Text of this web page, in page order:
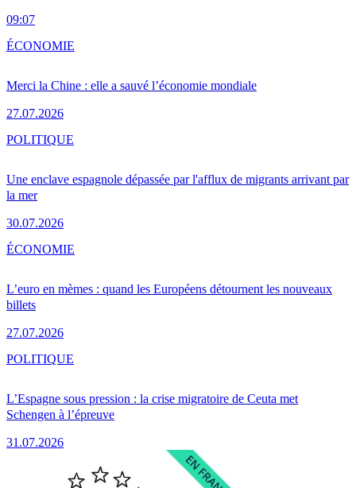
09:07
Merci la Chine : elle a sauvé l’économie mondiale
27.07.2026
ÉCONOMIE
Une enclave espagnole dépassée par l'afflux de migrants arrivant par
la mer
30.07.2026
POLITIQUE
L’euro en mèmes : quand les Européens détournent les nouveaux
billets
27.07.2026
ÉCONOMIE
L’Espagne sous pression : la crise migratoire de Ceuta met
Schengen à l’épreuve
31.07.2026
POLITIQUE